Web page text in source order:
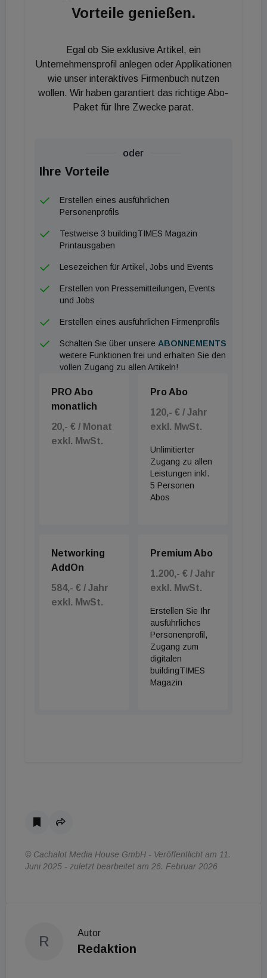
erkennen. An der Vanderbilt University ist die
Einsatz. Ziel ist es, die Energieeffizienz zu steigern
und das Nutzererlebnis zu verbessern.
Vorteile genießen.
Egal ob Sie exklusive Artikel, ein
Unternehmensprofil anlegen oder Applikationen
wie unser interaktives Firmenbuch nutzen
wollen. Wir haben garantiert das richtige Abo-
Paket für Ihre Zwecke parat.
oder
Ihre Vorteile
Erstellen eines ausführlichen
Personenprofils
Testweise 3 buildingTIMES Magazin
Printausgaben
Lesezeichen für Artikel, Jobs und Events
Erstellen von Pressemitteilungen, Events
und Jobs
Erstellen eines ausführlichen Firmenprofils
Schalten Sie über unsere ABONNEMENTS
weitere Funktionen frei und erhalten Sie den
vollen Zugang zu allen Artikeln!
PRO Abo
monatlich
20,- € / Monat
exkl. MwSt.
Pro Abo
120,- € / Jahr
exkl. MwSt.
Unlimitierter
Zugang zu allen
Leistungen inkl.
5 Personen
Abos
Networking
AddOn
584,- € / Jahr
exkl. MwSt.
Premium Abo
1.200,- € / Jahr
exkl. MwSt.
Erstellen Sie Ihr
ausführliches
Personenprofil,
Zugang zum
digitalen
buildingTIMES
Magazin
© Cachalot Media House GmbH - Veröffentlicht am 11.
Juni 2025 - zuletzt bearbeitet am 26. Februar 2026
R
Autor
Redaktion